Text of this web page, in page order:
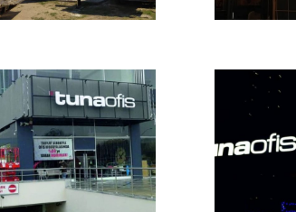
Previous
Next
Previous